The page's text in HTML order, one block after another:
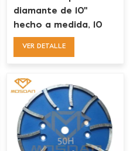
diamante de 10''
hecho a medida, 10
barras para
VER DETALLE